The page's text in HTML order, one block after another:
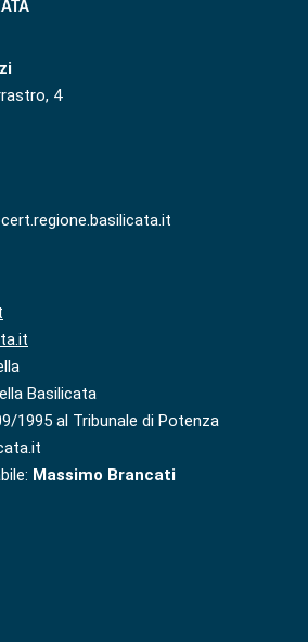
4
Basilicata
1995 al Tribunale di Potenza
Massimo Brancati